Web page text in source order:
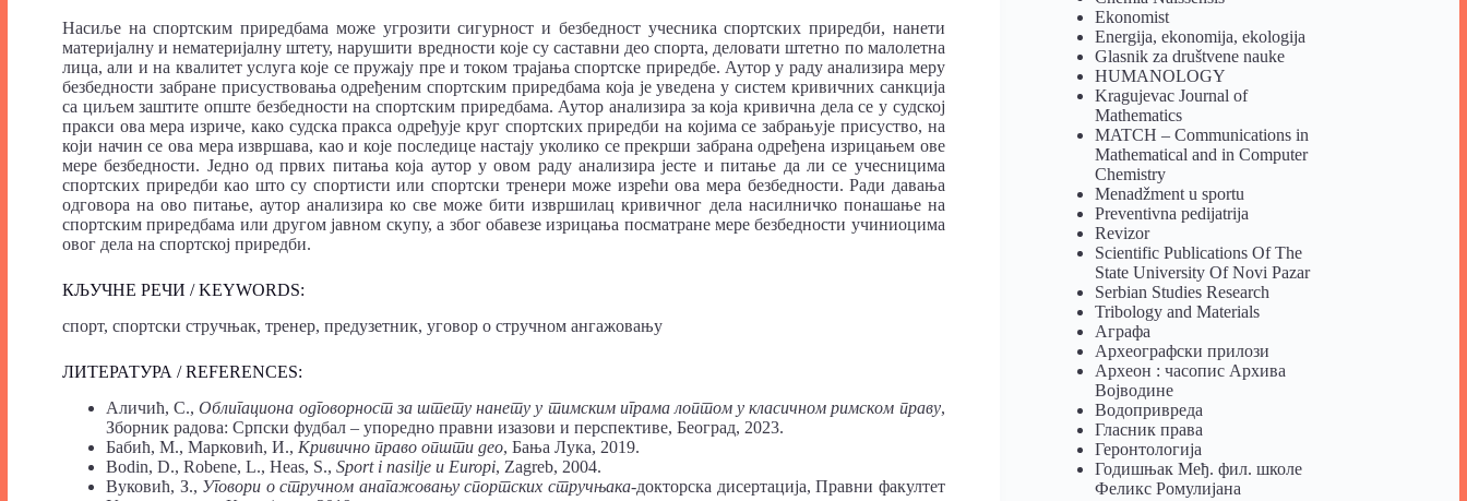
Насиље на спортским приредбама може угрозити сигурност и безбедност учесника спортских приредби, нанети
материјалну и нематеријалну штету, нарушити вредности које су саставни део спорта, деловати штетно по малолетна
лица, али и на квалитет услуга које се пружају пре и током трајања спортске приредбе. Аутор у раду анализира меру
безбедности забране присуствовања одређеним спортским приредбама која је уведена у систем кривичних санкција
са циљем заштите опште безбедности на спортским приредбама. Аутор анализира за која кривична дела се у судској
пракси ова мера изриче, како судска пракса одређује круг спортских приредби на којима се забрањује присуство, на
који начин се ова мера извршава, као и које последице настају уколико се прекрши забрана одређена изрицањем ове
мере безбедности. Једно од првих питања која аутор у овом раду анализира јесте и питање да ли се учесницима
спортских приредби као што су спортисти или спортски тренери може изрећи ова мера безбедности. Ради давања
одговора на ово питање, аутор анализира ко све може бити извршилац кривичног дела насилничко понашање на
спортским приредбама или другом јавном скупу, а због обавезе изрицања посматране мере безбедности учиниоцима
овог дела на спортској приредби.
КЉУЧНЕ РЕЧИ / KEYWORDS:
спорт, спортски стручњак, тренер, предузетник, уговор о стручном ангажовању
ЛИТЕРАТУРА / REFERENCES:
Аличић, С.,Облигациона одговорност за штету нанету у тимским играма лоптом у класичном римском праву,
Зборник радова: Српски фудбал – упоредно правни изазови и перспективе, Београд, 2023.
Бабић, М., Марковић, И., Кривично право општи део, Бања Лука, 2019.
Bodin, D., Robene, L., Heas, S., Sport i nasilje u Europi, Zagreb, 2004.
Вуковић, З., Уговори о стручном анагажовању спортских стручњака-докторска дисертација, Правни факултет
Ekonomist
Energija, ekonomija, ekologija
Glasnik za društvene nauke
HUMANOLOGY
Kragujevac Journal of
Mathematics
MATCH – Communications in
Mathematical and in Computer
Chemistry
Menadžment u sportu
Preventivna pedijatrija
Revizor
Scientific Publications Of The
State University Of Novi Pazar
Serbian Studies Research
Tribology and Materials
Аграфа
Археографски прилози
Археон : часопис Архива
Војводине
Водопривреда
Гласник права
Геронтологија
Годишњак Међ. фил. школе
Феликс Ромулијана